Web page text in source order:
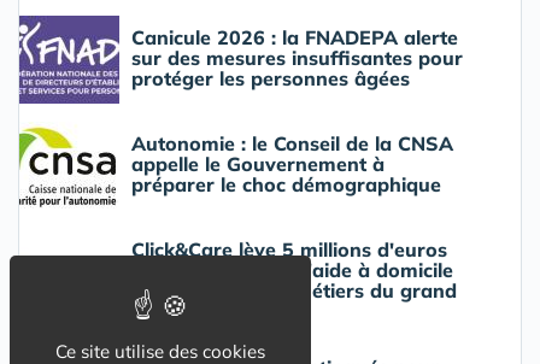
Canicule 2026 : la FNADEPA alerte
sur des mesures insuffisantes pour
protéger les personnes âgées
Autonomie : le Conseil de la CNSA
appelle le Gouvernement à
préparer le choc démographique
Click&Care lève 5 millions d'euros
pour transformer l'aide à domicile
et revaloriser les métiers du grand
âge
Ce site utilise des cookies